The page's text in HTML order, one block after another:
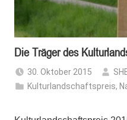
Die Träger des
30. Oktober 2015
Kulturlandschaftspreis,